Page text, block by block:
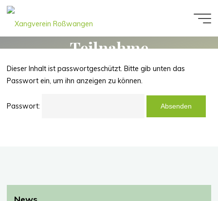
Zum
Roßwangen
Geschützt: Liste
Teilnahme
Probenwochenende
Dieser Inhalt ist passwortgeschützt. Bitte gib unten das
Passwort ein, um ihn anzeigen zu können.
Passwort: